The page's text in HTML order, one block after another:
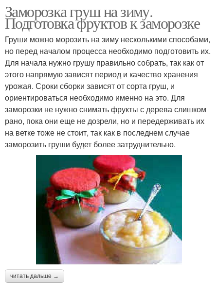
Заморозка груш на зиму.
Подготовка фруктов к заморозке
Груши можно морозить на зиму несколькими способами,
но перед началом процесса необходимо подготовить их.
Для начала нужно грушу правильно собрать, так как от
этого напрямую зависят период и качество хранения
урожая. Сроки сборки зависят от сорта груш, и
ориентироваться необходимо именно на это. Для
заморозки не нужно снимать фрукты с дерева слишком
рано, пока они еще не дозрели, но и передерживать их
на ветке тоже не стоит, так как в последнем случае
заморозить груши будет более затруднительно.
читать дальше →